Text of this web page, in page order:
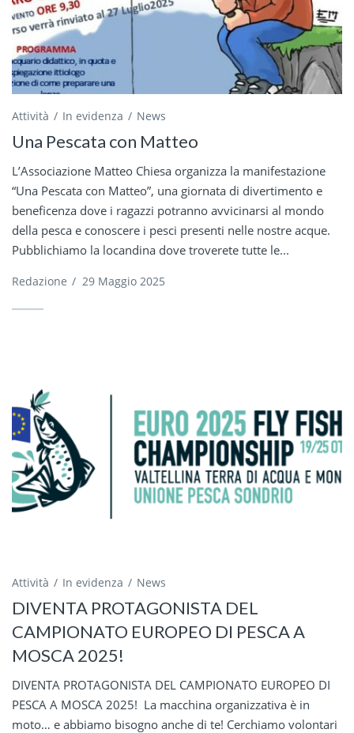
Attività In evidenza News
Una Pescata con Matteo
L’Associazione Matteo Chiesa organizza la manifestazione
“Una Pescata con Matteo”, una giornata di divertimento e
beneficenza dove i ragazzi potranno avvicinarsi al mondo
della pesca e conoscere i pesci presenti nelle nostre acque.
Pubblichiamo la locandina dove troverete tutte le...
Redazione / 29 Maggio 2025
Attività In evidenza News
DIVENTA PROTAGONISTA DEL
CAMPIONATO EUROPEO DI PESCA A
MOSCA 2025!
DIVENTA PROTAGONISTA DEL CAMPIONATO EUROPEO DI
PESCA A MOSCA 2025! La macchina organizzativa è in
moto… e abbiamo bisogno anche di te! Cerchiamo volontari